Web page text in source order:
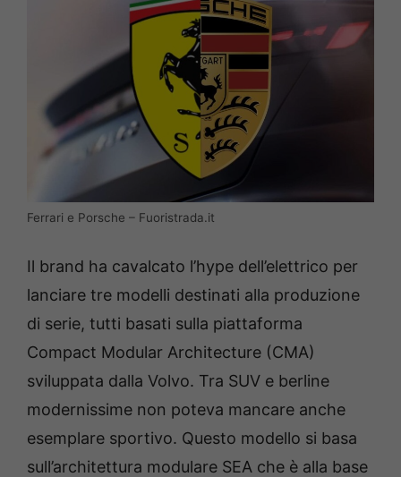
Ferrari e Porsche – Fuoristrada.it
Il brand ha cavalcato l’hype dell’elettrico per
lanciare tre modelli destinati alla produzione
di serie, tutti basati sulla piattaforma
Compact Modular Architecture (CMA)
sviluppata dalla Volvo. Tra SUV e berline
modernissime non poteva mancare anche
esemplare sportivo. Questo modello si basa
sull’architettura modulare SEA che è alla base